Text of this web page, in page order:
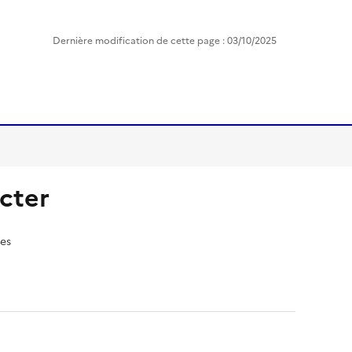
Dernière modification de cette page : 03/10/2025